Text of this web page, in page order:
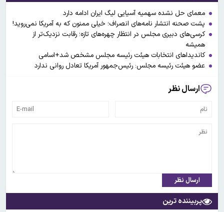
معمای حل نشده سهمیه آسیایی لیگ ایران ادامه دارد
پشت صحنه انتشار نامه‌های انصراف؛ خیلی ممنون که به آمریکا نمی‌روید!
کرسی‌های دبیری مجلس در انتظار چهره‌های تازه؛ رقابت نزدیک‌تر از
همیشه
کاندیداهای انتخابات هیئت رئیسه مجلس مشخص شد+اسامی
عضو هیئت رئیسه مجلس: رئیس‌جمهور آمریکا تعادل روانی ندارد
ارسال نظر
ارسال نظر
پربیننده ترین